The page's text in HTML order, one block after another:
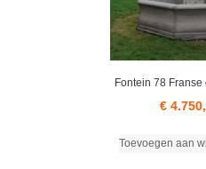
Fontein 78
€
Toevoegen aan